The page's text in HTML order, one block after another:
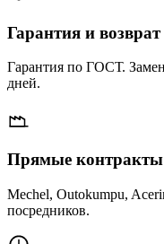
Гарантия и возврат
Гарантия по ГОСТ.
дней.
Прямые контракты
Mechel, Outokumpu,
посредников.